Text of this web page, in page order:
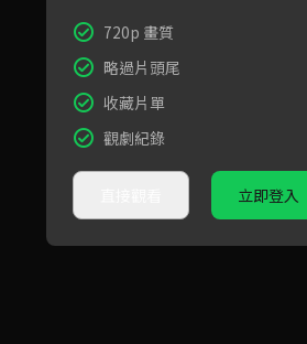
720p 畫質
略過片頭尾
收藏片單
觀劇紀錄
立即登入